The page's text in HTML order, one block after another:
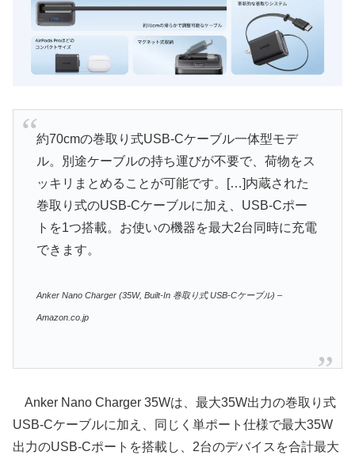
約70cmの巻取り式USB-Cケーブル一体型モデ
ル。別途ケーブルの持ち運びが不要で、荷物をス
ッキリまとめることが可能です。[…]内蔵された
巻取り式のUSB-Cケーブルに加え、USB-Cポー
トを1つ搭載。お使いの機器を最大2台同時に充電
できます。
Anker Nano Charger (35W, Built-In 巻取り式 USB-Cケーブル) –
Amazon.co.jp
Anker Nano Charger 35Wは、最大35W出力の巻取り式
USB-Cケーブルに加え、同じく単ポート仕様で最大35W
出力のUSB-Cポートを搭載し、2台のデバイスを合計最大